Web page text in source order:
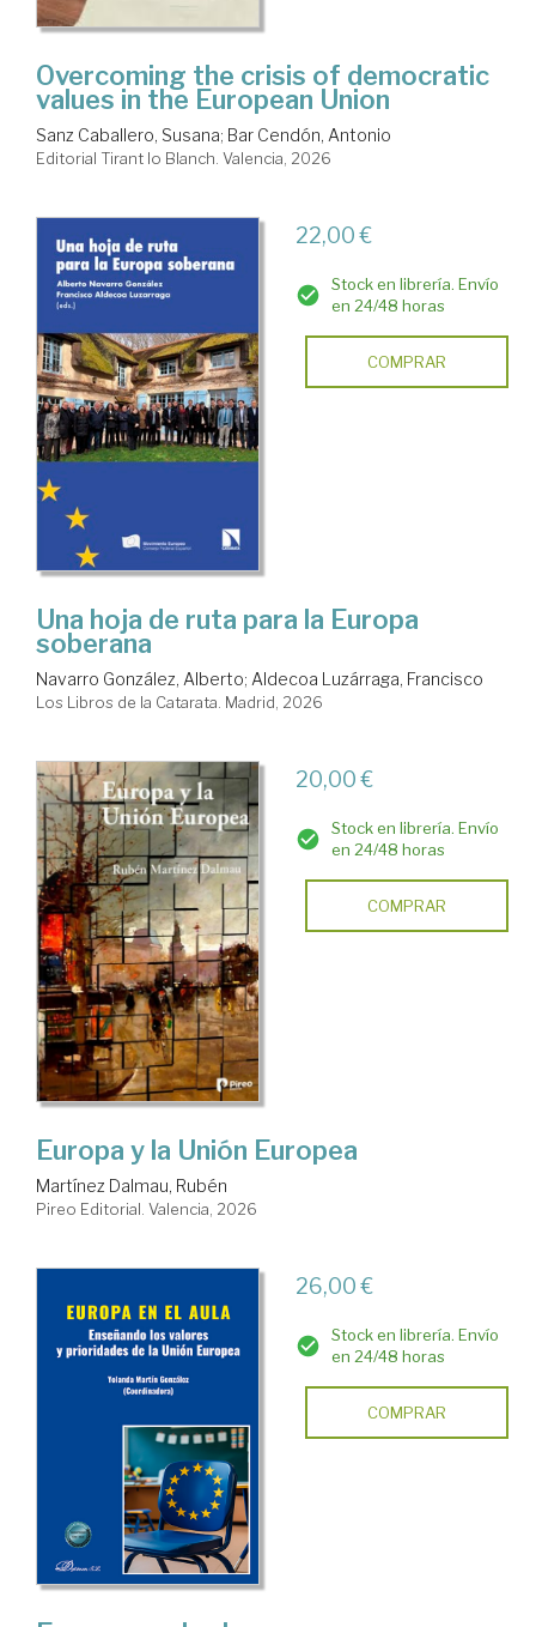
Overcoming the crisis of democratic
values in the European Union
Sanz Caballero, Susana; Bar Cendón, Antonio
Editorial Tirant lo Blanch. Valencia, 2026
22,00 €
Stock en librería. Envío
en 24/48 horas
COMPRAR
Una hoja de ruta para la Europa
soberana
Navarro González, Alberto; Aldecoa Luzárraga, Francisco
Los Libros de la Catarata. Madrid, 2026
20,00 €
Stock en librería. Envío
en 24/48 horas
COMPRAR
Europa y la Unión Europea
Martínez Dalmau, Rubén
Pireo Editorial. Valencia, 2026
26,00 €
Stock en librería. Envío
en 24/48 horas
COMPRAR